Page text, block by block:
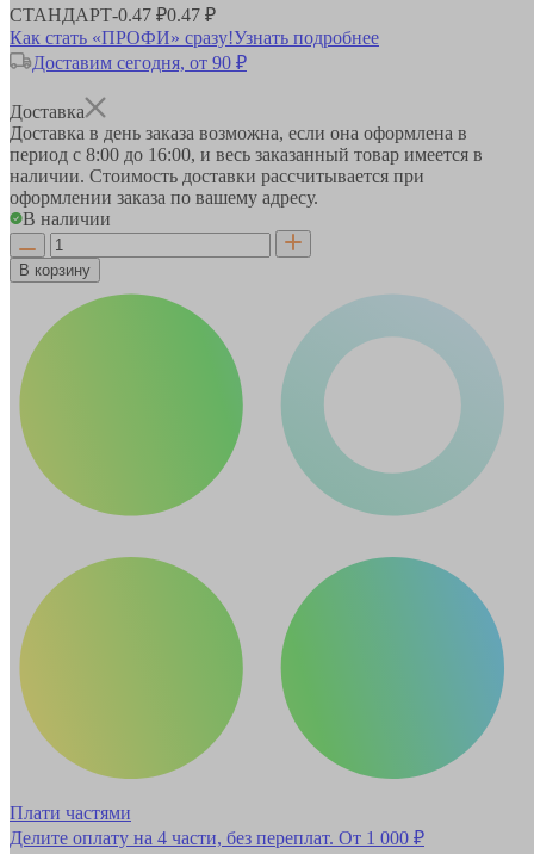
СТАНДАРТ-0.47 ₽0.47 ₽
Как стать «ПРОФИ» сразу!Узнать подробнее
Доставим сегодня, от 90 ₽
Доставка
Доставка в день заказа возможна, если она оформлена в
период с 8:00 до 16:00, и весь заказанный товар имеется в
наличии. Стоимость доставки рассчитывается при
оформлении заказа по вашему адресу.
В наличии
В корзину
Плати частями
Делите оплату на 4 части, без переплат. От 1 000 ₽